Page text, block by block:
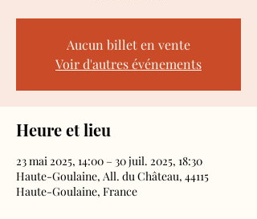
Aucun billet en vente
Voir d'autres événements
Heure et lieu
23 mai 2025, 14:00 – 30 juil. 2025, 18:30
Haute-Goulaine, All. du Château, 44115
Haute-Goulaine, France